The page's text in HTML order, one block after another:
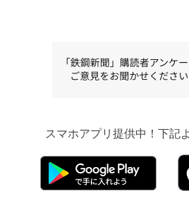
スマホアプリ提供中！下記